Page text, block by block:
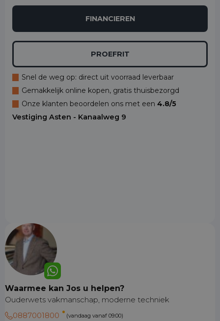
FINANCIEREN
PROEFRIT
Snel de weg op: direct uit voorraad leverbaar
Gemakkelijk online kopen, gratis thuisbezorgd
Onze klanten beoordelen ons met een 4.8/5
Vestiging Asten - Kanaalweg 9
Waarmee kan Jos u helpen?
Ouderwets vakmanschap, moderne techniek
0887001800
(vandaag vanaf 09:00)